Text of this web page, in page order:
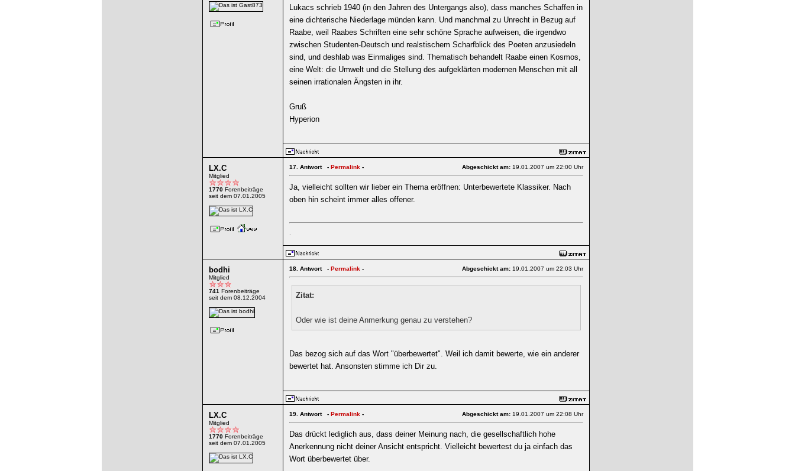
Lukacs schrieb 1940 (in den Jahren des Untergangs also), dass manches Schaffen in
eine dichterische Niederlage münden kann. Und manchmal zu Unrecht in Bezug auf
Raabe, weil Raabes Schriften eine sehr schöne Sprache aufweisen, die irgendwo
zwischen Studenten-Deutsch und realstischem Scharfblick des Poeten anzusiedeln
sind, und deshlab was Einmaliges sind. Thematisch behandelt Raabe einen Kosmos,
eine Welt: die Umwelt und die Stellung des aufgeklärten modernen Menschen mit all
seinen irrationalen Ängsten in ihr.
Gruß
Hyperion
LX.C
Mitglied
1770 Forenbeiträge
seit dem 07.01.2005
17. Antwort - Permalink - Abgeschickt am: 19.01.2007 um 22:00 Uhr
Ja, vielleicht sollten wir lieber ein Thema eröffnen: Unterbewertete Klassiker. Nach
oben hin scheint immer alles offener.
.
bodhi
Mitglied
741 Forenbeiträge
seit dem 08.12.2004
18. Antwort - Permalink - Abgeschickt am: 19.01.2007 um 22:03 Uhr
Zitat:
Oder wie ist deine Anmerkung genau zu verstehen?
Das bezog sich auf das Wort "überbewertet". Weil ich damit bewerte, wie ein anderer
bewertet hat. Ansonsten stimme ich Dir zu.
LX.C
Mitglied
1770 Forenbeiträge
seit dem 07.01.2005
19. Antwort - Permalink - Abgeschickt am: 19.01.2007 um 22:08 Uhr
Das drückt lediglich aus, dass deiner Meinung nach, die gesellschaftlich hohe
Anerkennung nicht deiner Ansicht entspricht. Vielleicht bewertest du ja einfach das
Wort überbewertet über.